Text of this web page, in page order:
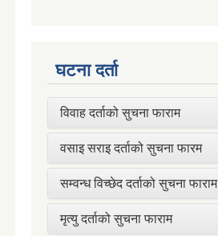
घटना दर्ता
विवाह दर्ताको सुचना फाराम
वसाइ सराइ दर्ताको सुचना फारम
सम्वन्ध विच्छेद दर्ताको सुचना फाराम
मृत्यु दर्ताको सुचना फाराम